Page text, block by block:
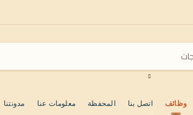
مدونتنا معلومات عنا المحفظة اتصل بنا وظائف